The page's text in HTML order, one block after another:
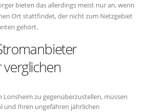
bieten das allerdings meist nur an, wenn
Ort stattfindet, der nicht zum Netzgebiet
gehört.
Lonsheim zu gegenüberzustellen, müssen
und Ihren ungefähren jährlichen